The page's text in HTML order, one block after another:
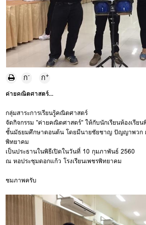
ก- ก+
ค่ายคณิตศาสตร์...
กลุ่มสาระการเรียนรู้คณิตศาสตร์
จัดกิจกรรม "ค่ายคณิตศาสตร์" ให้กับนักเรียนห้องเรียน
ชั้นมัธยมศึกษาตอนต้น โดยมีนายชัยชาญ ปัญญาพวก ผู้
พิทยาคม
เป็นประธานในพิธีเปิดในวันที่ 10 กุมภาพันธ์ 2560
ณ หอประชุมดอกแก้ว โรงเรียนเพชรพิทยาคม
ชมภาพครับ